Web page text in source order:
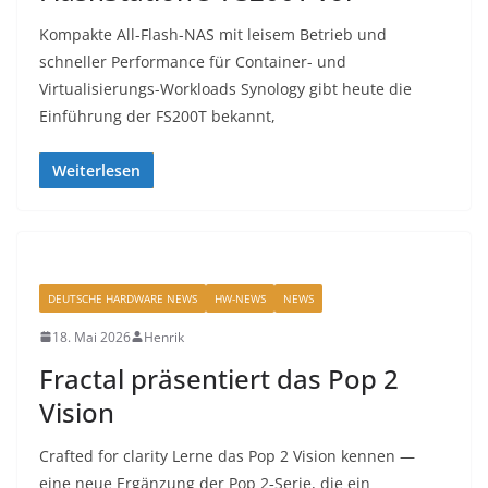
Kompakte All-Flash-NAS mit leisem Betrieb und
schneller Performance für Container- und
Virtualisierungs-Workloads Synology gibt heute die
Einführung der FS200T bekannt,
Weiterlesen
DEUTSCHE HARDWARE NEWS HW-NEWS NEWS
18. Mai 2026 Henrik
Fractal präsentiert das Pop 2
Vision
Crafted for clarity Lerne das Pop 2 Vision kennen —
eine neue Ergänzung der Pop 2‑Serie, die ein